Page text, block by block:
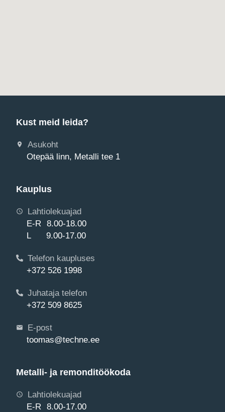
Kust meid leida?
Asukoht
Otepää linn, Metalli tee 1
Kauplus
Lahtiolekuajad
E-R 8.00-18.00
L 9.00-17.00
Telefon kaupluses
+372 526 1998
Juhataja telefon
+372 509 8625
E-post
toomas@techne.ee
Metalli- ja remonditöökoda
Lahtiolekuajad
E-R 8.00-17.00